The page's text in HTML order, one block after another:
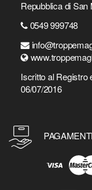
Repubblica di
0549 999748
Iscritto al Registro
06/07/2016